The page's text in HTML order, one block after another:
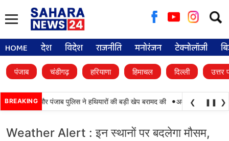
for:
HOME देश विदेश राजनीति मनोरंजन टेक्नोलॉजी
पंजाब चंडीगढ़ हरियाणा हिमाचल दिल्ली उत्तर
BREAKING
BSF और पंजाब पुलिस ने हथियारों की बड़ी खेप बरामद की • अमन अरोड़ा ने
❮ ❚❚ ❯
Weather Alert : इन स्थानों पर बदलेगा मौसम,